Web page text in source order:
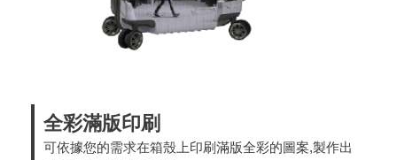
全彩滿版印刷
可依據您的需求在箱殼上印刷滿版全彩的圖案,製作出